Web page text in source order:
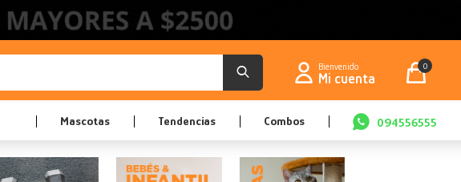
Mascotas Tendencias Combos 094556555
0